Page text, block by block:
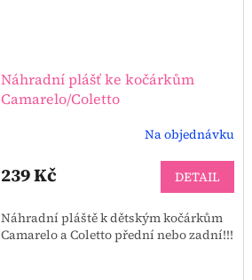
Náhradní plášť ke kočárkům
Camarelo/Coletto
Na objednávku
239 Kč DETAIL
Náhradní pláště k dětským kočárkům
Camarelo a Coletto přední nebo zadní!!!